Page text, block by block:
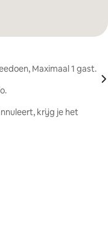
Maximaal 1 gast.
krijg je het